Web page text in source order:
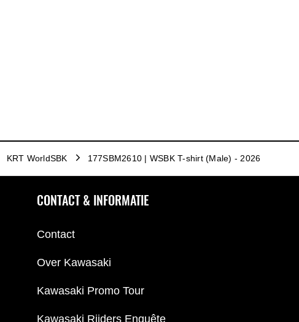
KRT WorldSBK 177SBM2610 | WSBK T-shirt (Male) - 2026
CONTACT & INFORMATIE
Contact
Over Kawasaki
Kawasaki Promo Tour
Kawasaki Rijders Enquête